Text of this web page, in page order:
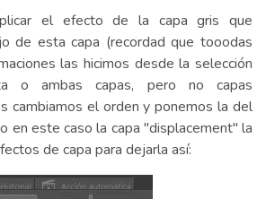
el efecto de la capa gris que
de esta capa (recordad que tooodas
las hicimos desde la selección
o ambas capas, pero no capas
cambiamos el orden y ponemos la del
en este caso la capa "displacement" la
de capa para dejarla así: